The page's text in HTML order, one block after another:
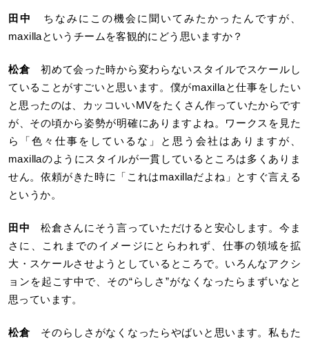
田中
ちなみにこの機会に聞いてみたかったんですが、
maxillaというチームを客観的にどう思いますか？
松倉初めて会った時から変わらないスタイルでスケールし
ていることがすごいと思います。僕がmaxillaと仕事をしたい
と思ったのは、カッコいいMVをたくさん作っていたからです
が、その頃から姿勢が明確にありますよね。ワークスを見た
ら「色々仕事をしているな」と思う会社はありますが、
maxillaのようにスタイルが一貫しているところは多くありま
せん。依頼がきた時に「これはmaxillaだよね」とすぐ言える
というか。
田中 松倉さんにそう言っていただけると安心します。今ま
さに、これまでのイメージにとらわれず、仕事の領域を拡
大・スケールさせようとしているところで。いろんなアクシ
ョンを起こす中で、その“らしさ”がなくなったらまずいなと
思っています。
松倉そのらしさがなくなったらやばいと思います。私もた